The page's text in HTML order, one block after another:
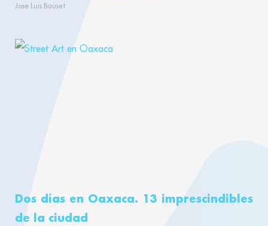
Jose Luis Bauset
Dos días en Oaxaca. 13 imprescindibles
de la ciudad